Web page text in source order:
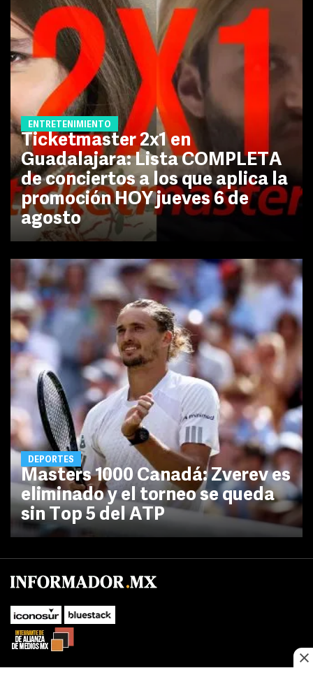
ENTRETENIMIENTO
Ticketmaster 2x1 en
Guadalajara: Lista COMPLETA
de conciertos a los que aplica la
promoción HOY jueves 6 de
agosto
DEPORTES
Masters 1000 Canadá: Zverev es
eliminado y el torneo se queda
sin Top 5 del ATP